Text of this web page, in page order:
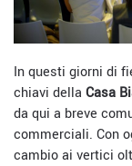
In questi giorni di
chiavi della Casa
da qui a breve
commerciali. Con
cambio ai vertici